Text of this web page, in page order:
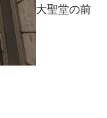
大聖堂の前